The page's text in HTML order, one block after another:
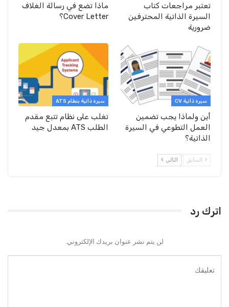
تعتبر مراجعات كتاب
السيرة الذاتية المحترفين
ضرورية
ماذا تضع في رسالة الغلاف
Cover Letter؟
سيرة ذاتية CV
أين ولماذا يجب تضمين
العمل التطوعي في السيرة
الذاتية؟
سيرة ذاتية بنظام ATS
تغلب على نظام تتبع مقدم
الطلب ATS بمعدل جيد
السابق التالي
اترك رد
لن يتم نشر عنوان بريدك الإلكتروني.